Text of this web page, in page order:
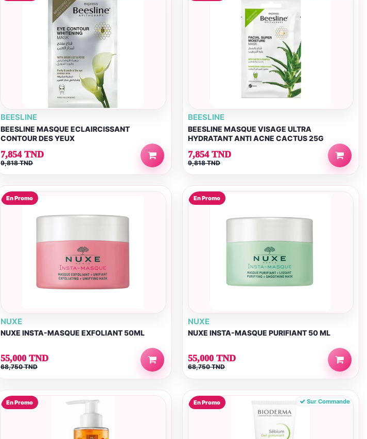
BEESLINE
BEESLINE MASQUE ECLAIRCISSANT
CONTOUR DES YEUX
7,854 TND
9,818 TND
BEESLINE
BEESLINE MASQUE VISAGE ULTRA
HYDRATANT ANTI ACNE CACTUS 25G
7,854 TND
9,818 TND
En Promo
NUXE
NUXE INSTA-MASQUE EXFOLIANT 50ML
55,000 TND
68,750 TND
En Promo
NUXE
NUXE INSTA-MASQUE PURIFIANT 50 ML
55,000 TND
68,750 TND
En Promo En Promo Sur Commande